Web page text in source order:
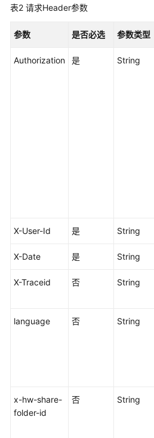
API
考
使
用
频
管
表2 请求Header参数
参数 是否必选 参数类型
Authorization 是 String
X-User-Id 是 String
X-Date 是 String
X-Traceid 否 String
language 否 String
x-hw-share-
folder-id
否 String